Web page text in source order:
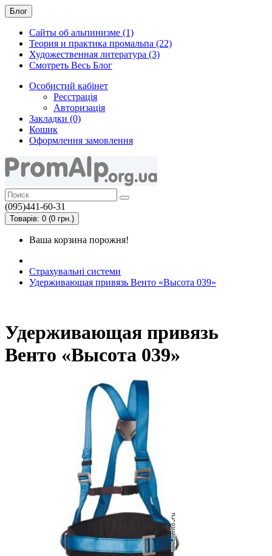
Блог
Сайты об альпинизме (1)
Теория и практика промальпа (22)
Художественная литература (3)
Смотреть Весь Блог
Особистий кабінет
Реєстрація
Авторизація
Закладки (0)
Кошик
Оформлення замовлення
(095)441-60-31
Товарів: 0 (0 грн.)
Ваша корзина порожня!
Страхувальні системи
Удерживающая привязь Венто «Высота 039»
Удерживающая привязь
Венто «Высота 039»